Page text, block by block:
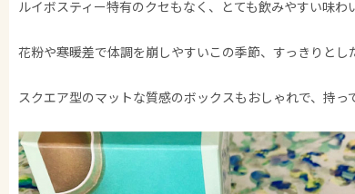
ルイボスティー特有のクセもなく、とても飲みやすい味わ
花粉や寒暖差で体調を崩しやすいこの季節、すっきりと
スクエア型のマットな質感のボックスもおしゃれで、持っ